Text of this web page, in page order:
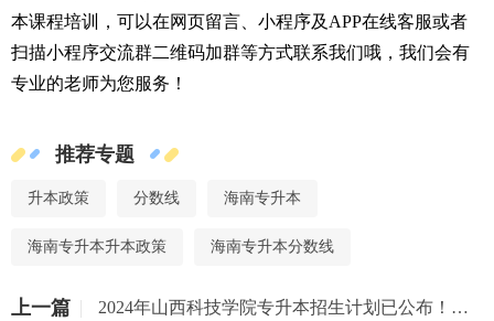
本课程培训，可以在网页留言、小程序及APP在线客服或者
扫描小程序交流群二维码加群等方式联系我们哦，我们会有
专业的老师为您服务！
推荐专题
升本政策 分数线 海南专升本
海南专升本升本政策 海南专升本分数线
上一篇 2024年山西科技学院专升本招生计划已公布！共计招生903人！